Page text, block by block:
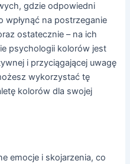
gdzie odpowiedni
na postrzeganie
ostatecznie – na ich
psychologii kolorów jest
i przyciągającej uwagę
wykorzystać tę
kolorów dla swojej
emocje i skojarzenia, co